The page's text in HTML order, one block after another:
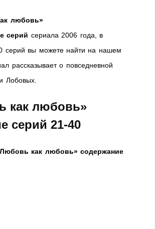
любовь»
серий сериала 2006 года, в
серий вы можете найти на нашем
рассказывает о повседневной
Лобовых.
как любовь»
серий 21-40
как любовь» содержание